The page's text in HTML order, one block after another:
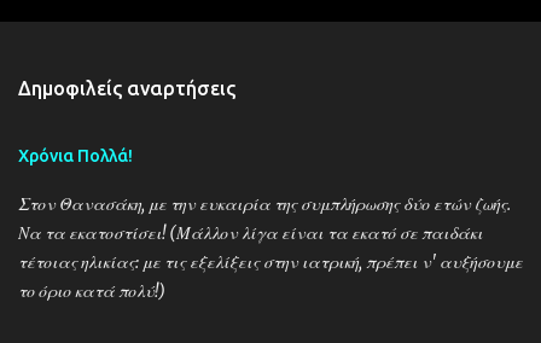
λ
α
Δημοφιλείς αναρτήσεις
Χρόνια Πολλά!
Στον Θανασάκη, με την ευκαιρία της συμπλήρωσης δύο ετών ζωής.
Να τα εκατοστίσει! (Μάλλον λίγα είναι τα εκατό σε παιδάκι
τέτοιας ηλικίας: με τις εξελίξεις στην ιατρική, πρέπει ν' αυξήσουμε
το όριο κατά πολύ!)